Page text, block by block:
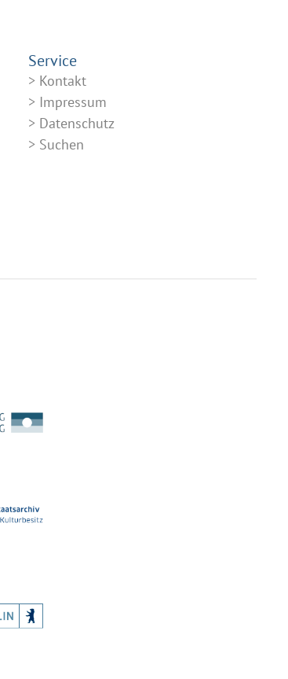
Service
Kontakt
Impressum
Datenschutz
Suchen